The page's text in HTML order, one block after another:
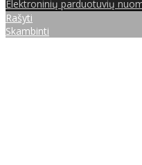
Elektroninių parduotuvių
Rašyti
Skambinti